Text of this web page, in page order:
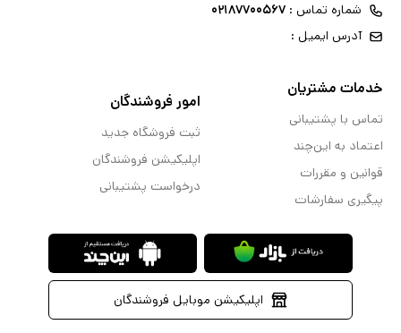
این بازار عالی برای متقلبان و سودجویان گردیده. تعداد کالاهای تقلبی رو
به ازدیاد است، ولی با چک کردن آیتمهایی میتوان از اصالت کالا اطمینان
بستهبندی با کیفیت، تاریخ مصرف، مجوز واردات کالا و نبود تفاوت قیمت
فاحش میان نمونه واقعی و نمونه موردنظر، اصالت محصول را برایتان
تضمین مینمایند. البته راحتترین و مطمئنترین راه برای خرید لوازم آرایشی
اصل، تهیه آن از فروشگاههای معتبر و وبسایتهای فروش اینترنتی است.
امتیاز بیشتری قائل شوید. انتخاب از میان برندهای موفق آرایشی
همچون فلورمار((Flormar و مای (MY) هم برگ تضمین دیگری بر اصیل
بودن این محصولات است.
شماره تماس : ۰۲۱۸۷۷۰۰۵۶۷
آدرس ایمیل :
خدمات مشتریان
تماس با پشتیبانی
اعتماد به این‌چند
قوانین و مقررات
پیگیری سفارشات
امور فروشندگان
ثبت فروشگاه جدید
اپلیکیشن فروشندگان
درخواست پشتیبانی
اپلیکیشن موبایل فروشندگان